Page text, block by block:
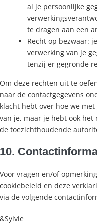
al je persoonlijke
te dragen aan een
Recht op bezwaar:
verwerking van je
tenzij er gegronde
Om deze rechten uit te
naar de contactgegevens
klacht hebt over hoe we
van je, maar je hebt ook
de toezichthoudende
10.
Voor vragen en/of
cookiebeleid en deze
via de volgende
&Sylvie